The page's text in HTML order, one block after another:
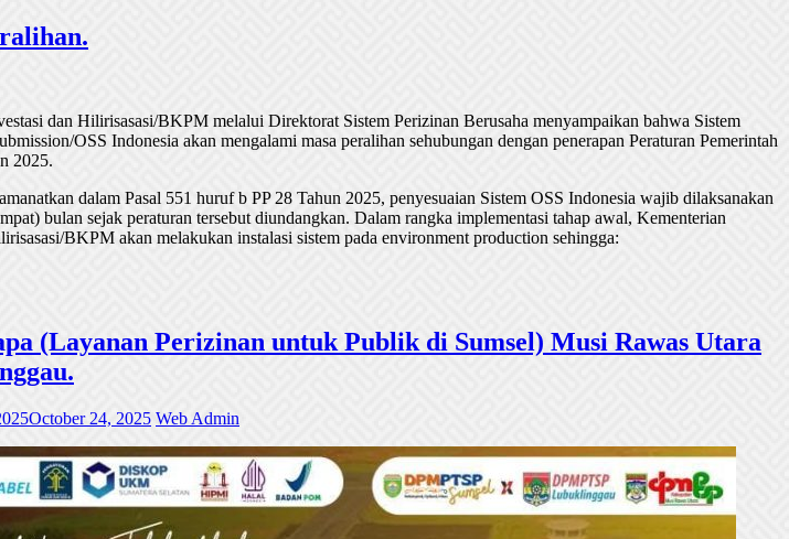
dan Hilirisasasi/BKPM melalui Direktorat Sistem Perizinan Berusaha menyampaikan bahwa Sistem
OSS Indonesia akan mengalami masa peralihan sehubungan dengan penerapan Peraturan Pemerintah
2025.
dalam Pasal 551 huruf b PP 28 Tahun 2025, penyesuaian Sistem OSS Indonesia wajib dilaksanakan
bulan sejak peraturan tersebut diundangkan. Dalam rangka implementasi tahap awal, Kementerian
BKPM akan melakukan instalasi sistem pada environment production sehingga:
(Layanan Perizinan untuk Publik di Sumsel) Musi Rawas Utara
October 24, 2025 Web Admin